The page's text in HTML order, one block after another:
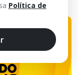
Política de